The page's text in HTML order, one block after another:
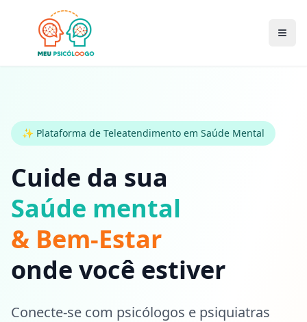
✨ Plataforma de Teleatendimento em Saúde Mental
Cuide da sua
Saúde mental
& Bem-Estar
onde você estiver
Conecte-se com psicólogos e psiquiatras